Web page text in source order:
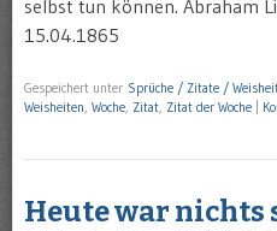
selbst tun können. Abraham
15.04.1865
Gespeichert unter Sprüche / Zitate /
Weisheiten Woche Zitat Zitat der Woche
Heute war nichts